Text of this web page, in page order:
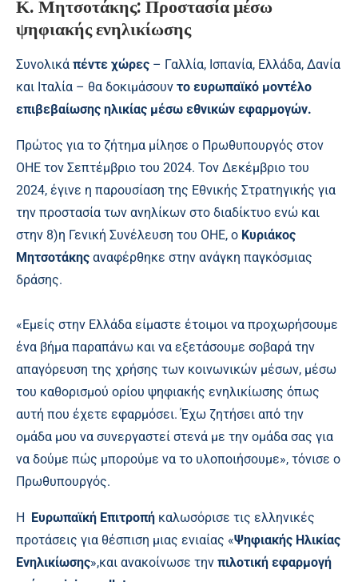
Κ. Μητσοτάκης: Προστασία μέσω
ψηφιακής ενηλικίωσης
Συνολικά πέντε χώρες – Γαλλία, Ισπανία, Ελλάδα, Δανία
και Ιταλία – θα δοκιμάσουν το ευρωπαϊκό μοντέλο
επιβεβαίωσης ηλικίας μέσω εθνικών εφαρμογών.
Πρώτος για το ζήτημα μίλησε ο Πρωθυπουργός στον
ΟΗΕ τον Σεπτέμβριο του 2024. Τον Δεκέμβριο του
2024, έγινε η παρουσίαση της Εθνικής Στρατηγικής για
την προστασία των ανηλίκων στο διαδίκτυο ενώ και
στην 8)η Γενική Συνέλευση του ΟΗΕ, ο Κυριάκος
Μητσοτάκης αναφέρθηκε στην ανάγκη παγκόσμιας
δράσης.
«Εμείς στην Ελλάδα είμαστε έτοιμοι να προχωρήσουμε
ένα βήμα παραπάνω και να εξετάσουμε σοβαρά την
απαγόρευση της χρήσης των κοινωνικών μέσων, μέσω
του καθορισμού ορίου ψηφιακής ενηλικίωσης όπως
αυτή που έχετε εφαρμόσει. Έχω ζητήσει από την
ομάδα μου να συνεργαστεί στενά με την ομάδα σας για
να δούμε πώς μπορούμε να το υλοποιήσουμε», τόνισε ο
Πρωθυπουργός.
Η Ευρωπαϊκή Επιτροπή καλωσόρισε τις ελληνικές
προτάσεις για θέσπιση μιας ενιαίας «Ψηφιακής Ηλικίας
Ενηλικίωσης»,και ανακοίνωσε την πιλοτική εφαρμογή